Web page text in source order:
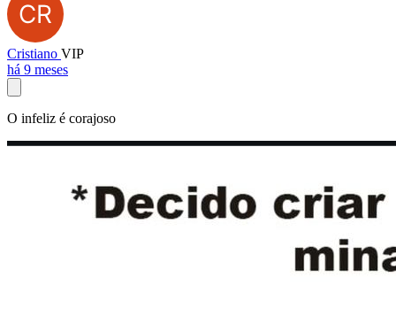
Cristiano VIP
há 9 meses
O infeliz é corajoso